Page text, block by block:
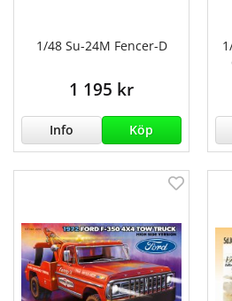
1/48 Su-24M Fencer-D
1 195 kr
Info Köp